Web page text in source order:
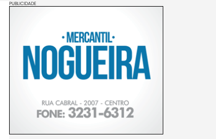
PUBLICIDADE